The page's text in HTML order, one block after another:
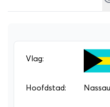
Je kunt eenindividuele
het is natuurlijk ook
de eilanden af te reizen.
even mooi, maar zeker
plekken kun je
Vlag:
Hoofdstad: Nassau